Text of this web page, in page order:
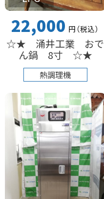
22,000 円（税込）
☆★ 涌井工業 おで
ん鍋 8寸 ☆★
熱調理機